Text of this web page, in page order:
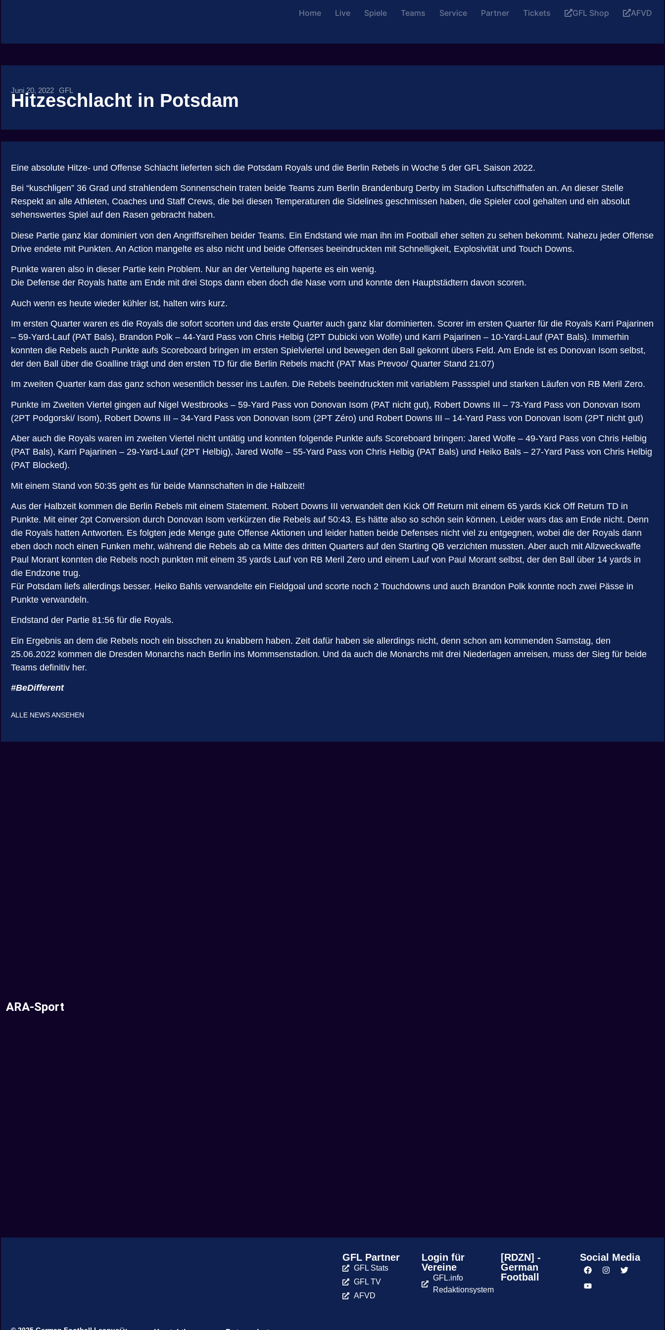
Home Live Spiele Teams Service Partner Tickets GFL Shop AFVD
Juni 20, 2022 GFL
Hitzeschlacht in Potsdam
Eine absolute Hitze- und Offense Schlacht lieferten sich die Potsdam Royals und die Berlin Rebels in Woche 5 der GFL Saison 2022.
Bei “kuschligen” 36 Grad und strahlendem Sonnenschein traten beide Teams zum Berlin Brandenburg Derby im Stadion Luftschiffhafen an. An dieser Stelle
Respekt an alle Athleten, Coaches und Staff Crews, die bei diesen Temperaturen die Sidelines geschmissen haben, die Spieler cool gehalten und ein absolut
sehenswertes Spiel auf den Rasen gebracht haben.
Diese Partie ganz klar dominiert von den Angriffsreihen beider Teams. Ein Endstand wie man ihn im Football eher selten zu sehen bekommt. Nahezu jeder Offense
Drive endete mit Punkten. An Action mangelte es also nicht und beide Offenses beeindruckten mit Schnelligkeit, Explosivität und Touch Downs.
Punkte waren also in dieser Partie kein Problem. Nur an der Verteilung haperte es ein wenig.
Die Defense der Royals hatte am Ende mit drei Stops dann eben doch die Nase vorn und konnte den Hauptstädtern davon scoren.
Auch wenn es heute wieder kühler ist, halten wirs kurz.
Im ersten Quarter waren es die Royals die sofort scorten und das erste Quarter auch ganz klar dominierten. Scorer im ersten Quarter für die Royals Karri Pajarinen
– 59-Yard-Lauf (PAT Bals), Brandon Polk – 44-Yard Pass von Chris Helbig (2PT Dubicki von Wolfe) und Karri Pajarinen – 10-Yard-Lauf (PAT Bals). Immerhin
konnten die Rebels auch Punkte aufs Scoreboard bringen im ersten Spielviertel und bewegen den Ball gekonnt übers Feld. Am Ende ist es Donovan Isom selbst,
der den Ball über die Goalline trägt und den ersten TD für die Berlin Rebels macht (PAT Mas Prevoo/ Quarter Stand 21:07)
Im zweiten Quarter kam das ganz schon wesentlich besser ins Laufen. Die Rebels beeindruckten mit variablem Passspiel und starken Läufen von RB Meril Zero.
Punkte im Zweiten Viertel gingen auf Nigel Westbrooks – 59-Yard Pass von Donovan Isom (PAT nicht gut), Robert Downs III – 73-Yard Pass von Donovan Isom
(2PT Podgorski/ Isom), Robert Downs III – 34-Yard Pass von Donovan Isom (2PT Zéro) und Robert Downs III – 14-Yard Pass von Donovan Isom (2PT nicht gut)
Aber auch die Royals waren im zweiten Viertel nicht untätig und konnten folgende Punkte aufs Scoreboard bringen: Jared Wolfe – 49-Yard Pass von Chris Helbig
(PAT Bals), Karri Pajarinen – 29-Yard-Lauf (2PT Helbig), Jared Wolfe – 55-Yard Pass von Chris Helbig (PAT Bals) und Heiko Bals – 27-Yard Pass von Chris Helbig
(PAT Blocked).
Mit einem Stand von 50:35 geht es für beide Mannschaften in die Halbzeit!
Aus der Halbzeit kommen die Berlin Rebels mit einem Statement. Robert Downs III verwandelt den Kick Off Return mit einem 65 yards Kick Off Return TD in
Punkte. Mit einer 2pt Conversion durch Donovan Isom verkürzen die Rebels auf 50:43. Es hätte also so schön sein können. Leider wars das am Ende nicht. Denn
die Royals hatten Antworten. Es folgten jede Menge gute Offense Aktionen und leider hatten beide Defenses nicht viel zu entgegnen, wobei die der Royals dann
eben doch noch einen Funken mehr, während die Rebels ab ca Mitte des dritten Quarters auf den Starting QB verzichten mussten. Aber auch mit Allzweckwaffe
Paul Morant konnten die Rebels noch punkten mit einem 35 yards Lauf von RB Meril Zero und einem Lauf von Paul Morant selbst, der den Ball über 14 yards in
die Endzone trug.
Für Potsdam liefs allerdings besser. Heiko Bahls verwandelte ein Fieldgoal und scorte noch 2 Touchdowns und auch Brandon Polk konnte noch zwei Pässe in
Punkte verwandeln.
Endstand der Partie 81:56 für die Royals.
Ein Ergebnis an dem die Rebels noch ein bisschen zu knabbern haben. Zeit dafür haben sie allerdings nicht, denn schon am kommenden Samstag, den
25.06.2022 kommen die Dresden Monarchs nach Berlin ins Mommsenstadion. Und da auch die Monarchs mit drei Niederlagen anreisen, muss der Sieg für beide
Teams definitiv her.
#BeDifferent
ALLE NEWS ANSEHEN
ARA-Sport
GFL Partner
GFL Stats
GFL TV
AFVD
Login für
Vereine
GFL.info
Redaktionsystem
[RDZN] -
German
Football
Social Media